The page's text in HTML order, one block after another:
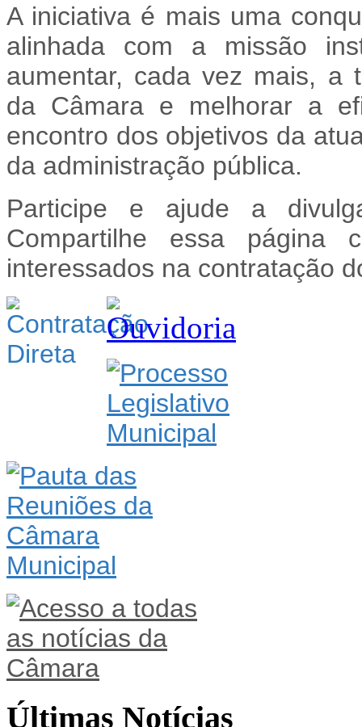
A iniciativa é mais uma
alinhada com a missão
aumentar, cada vez mais, a
da Câmara e melhorar a
encontro dos objetivos da
da administração pública.
Participe e ajude a
Compartilhe essa página
interessados na contratação
Últimas Notícias